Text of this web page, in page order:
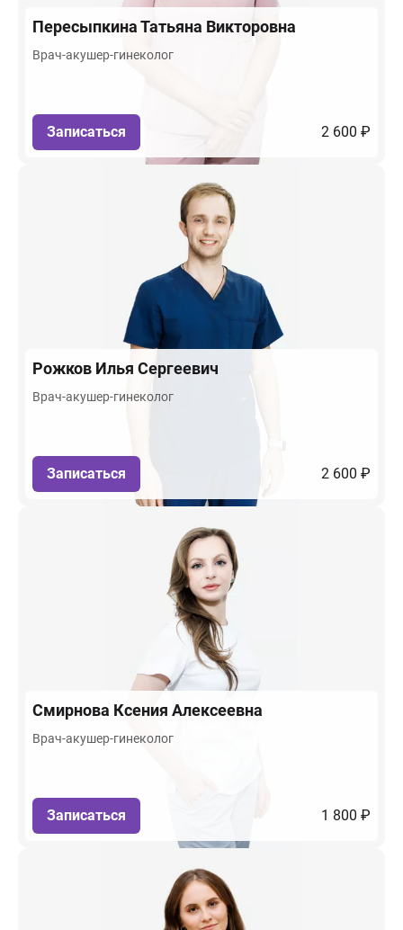
ПересыпкинаТатьяна Викторовна
Врач-акушер-гинеколог
Записаться 2 600 ₽
Рожков Илья Сергеевич
Врач-акушер-гинеколог
Записаться 2 600 ₽
Смирнова Ксения Алексеевна
Врач-акушер-гинеколог
Записаться 1 800 ₽